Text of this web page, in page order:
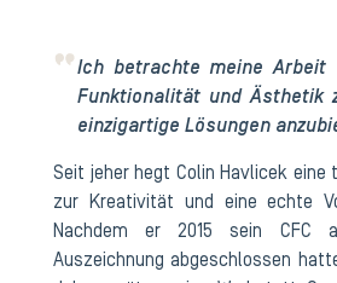
Ich betrachte meine Arbeit
Funktionalität und Ästhetik
einzigartige Lösungen
Seit jeher hegt Colin Havlicek eine
zur Kreativität und eine echte
Nachdem er 2015 sein CFC
Auszeichnung abgeschlossen